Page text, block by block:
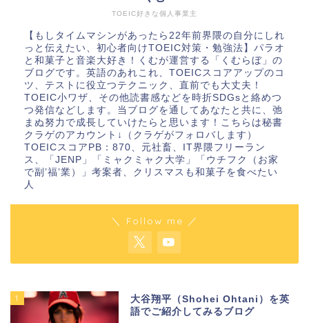
TOEIC好きな個人事業主
【もしタイムマシンがあったら22年前界隈の自分にしれ
っと伝えたい、初心者向けTOEIC対策・勉強法】パラオ
と和菓子と音楽大好き！くむが運営する「くむらぼ」の
ブログです。英語のあれこれ、TOEICスコアアップのコ
ツ、テストに役立つテクニック、直前でも大丈夫！
TOEIC小ワザ、その他読書感などを時折SDGsと絡めつ
つ発信などします。当ブログを通してあなたと共に、弛
まぬ努力で成長していけたらと思います！こちらは秘書
クラゲのアカウント↓（クラゲがフォロバします）
TOEICスコアPB：870、元社畜、IT界隈フリーラン
ス、「JENP」「ミャクミャク大学」「ウチフク（お家
で副’福’業）」考案者、クリスマスも和菓子を食べたい
人
＼ Follow me ／
1
大谷翔平（Shohei Ohtani）を英
語でご紹介してみるブログ